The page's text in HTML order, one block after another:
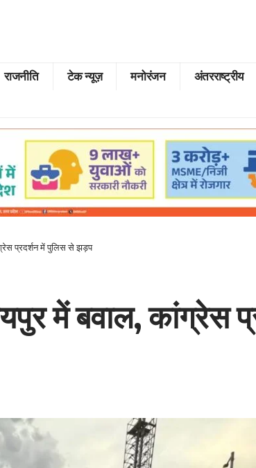
राजनीति टेक न्यूज़ मनोरंजन अंतरराष्ट्रीय
प्रदर्शन में पुलिस से झड़प
में बवाल, कांग्रेस